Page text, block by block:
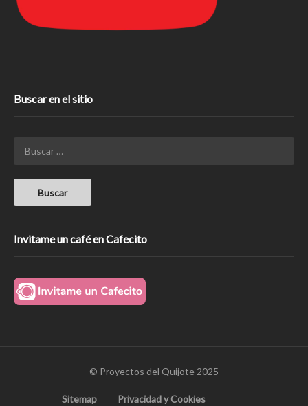
Buscar en el sitio
Invitame un café en Cafecito
© Proyectos del Quijote 2025
Sitemap Privacidad y Cookies